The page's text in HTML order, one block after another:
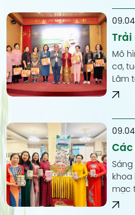
Tây
Trải
Mô
cơ,
Lâm
Các
kế
vực
khoa
mạc